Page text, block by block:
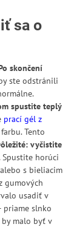
sa o
skončení
ste odstránili
spustite teplý
prací gél z
Tento
vyčistite
horúci
s bieliacim
gumových
usadiť v
priame slnko
malo byť v